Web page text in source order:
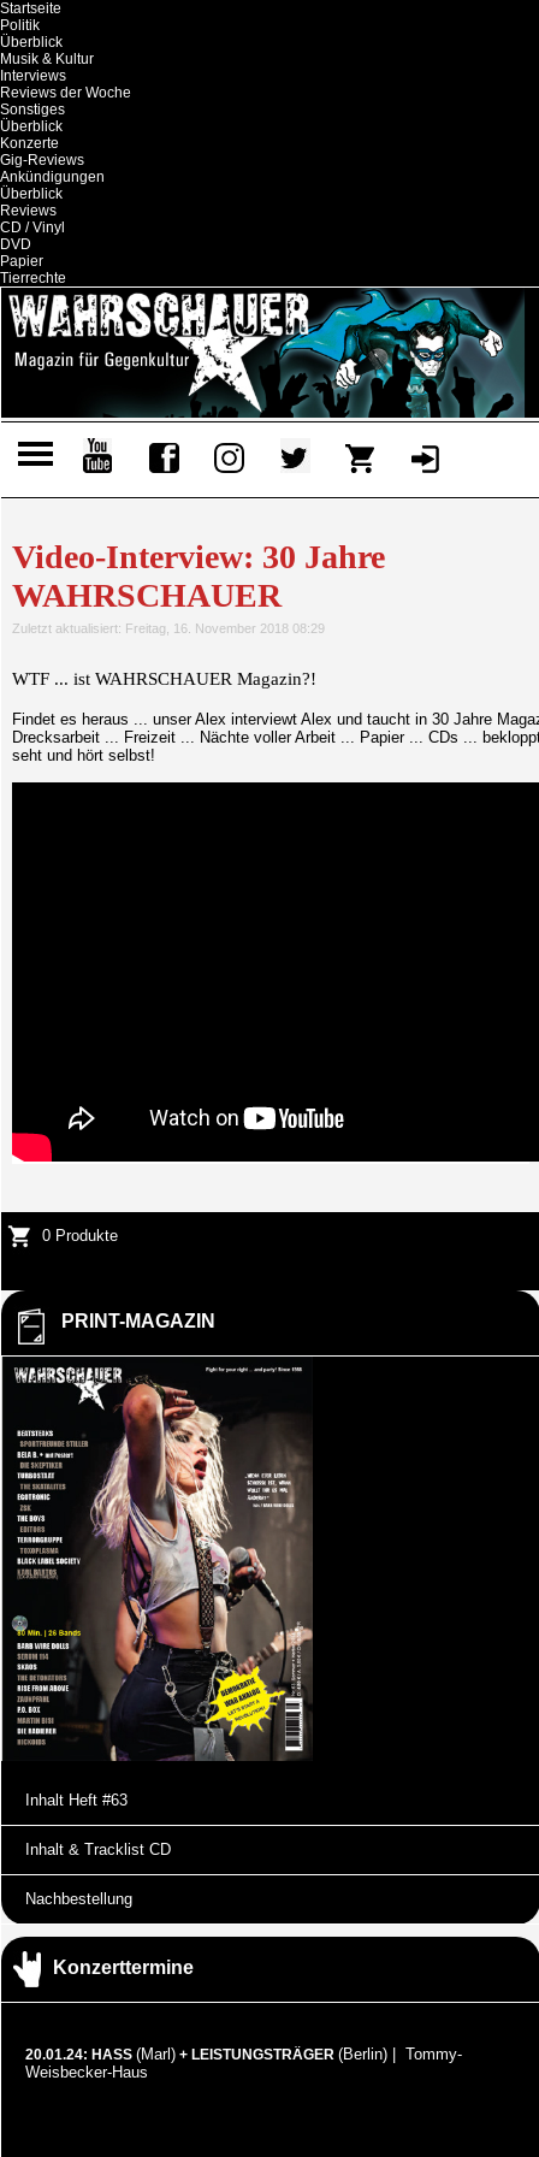
Startseite
Politik
Überblick
Musik & Kultur
Interviews
Reviews der Woche
Sonstiges
Überblick
Konzerte
Gig-Reviews
Ankündigungen
Überblick
Reviews
CD / Vinyl
DVD
Papier
Tierrechte
Video-Interview: 30 Jahre
WAHRSCHAUER
Zuletzt aktualisiert: Freitag, 16. November 2018 08:29
WTF ... ist WAHRSCHAUER Magazin?!
Findet es heraus ... unser Alex interviewt Alex und taucht in 30 Jahre
Drecksarbeit ... Freizeit ... Nächte voller Arbeit ... Papier ... CDs ...
seht und hört selbst!
0 Produkte
PRINT-MAGAZIN
Inhalt Heft #63
Inhalt & Tracklist CD
Nachbestellung
Konzerttermine
20.01.24: HASS (Marl) + LEISTUNGSTRÄGER (Berlin) | Tommy-
Weisbecker-Haus